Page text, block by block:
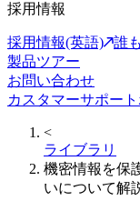
採用情報
採用情報(英語)
誰
製品ツアー
お問い合わせ
カスタマーサポー
<
ライブラリ
機密情報を保
いについて解